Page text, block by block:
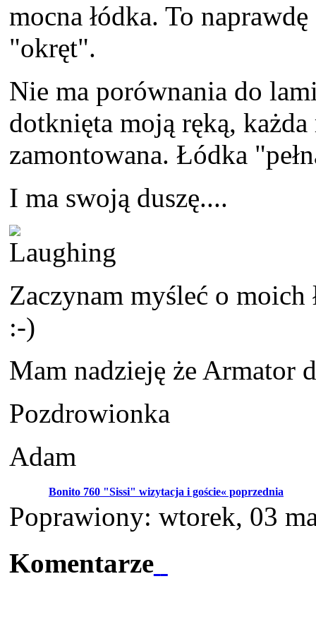
mocna łódka. To
"okręt".
Nie ma porównania do
dotknięta moją ręką,
zamontowana. Łódka
I ma swoją duszę....
Zaczynam myśleć o
:-)
Mam nadzieję że Armator
Pozdrowionka
Adam
Bonito 760 "Sissi" wizytacja i goście« poprzednia
Poprawiony: wtorek, 03
Komentarze